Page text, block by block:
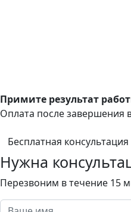
Примите результат
Оплата после завершения
Бесплатная консультация
Нужна
Перезвоним в течение 15